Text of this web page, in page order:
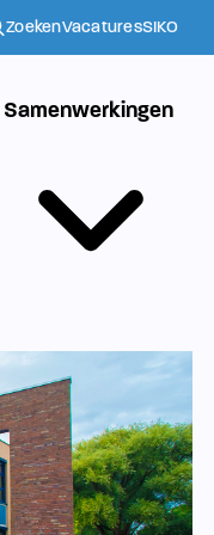
ZoekenVacaturesSIKO
Samenwerkingen